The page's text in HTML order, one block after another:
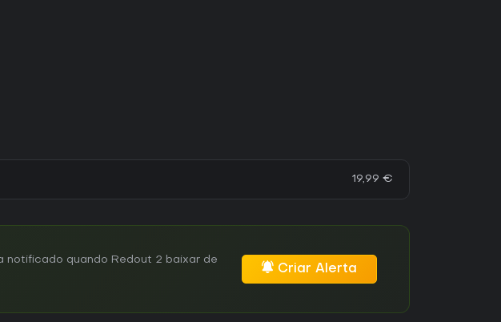
19,99 €
notificado quando Redout 2 baixar de
Criar Alerta